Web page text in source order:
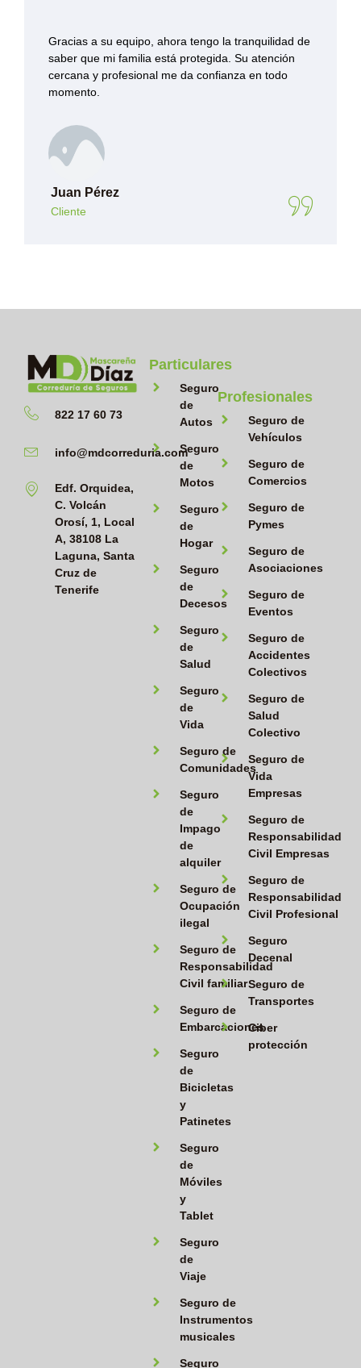
Gracias a su equipo, ahora tengo la tranquilidad de
saber que mi familia está protegida. Su atención
cercana y profesional me da confianza en todo
momento.
Juan Pérez
Cliente
822 17 60 73
info@mdcorreduria.com
Edf. Orquidea,
C. Volcán
Orosí, 1, Local
A, 38108 La
Laguna, Santa
Cruz de
Tenerife
Particulares
Seguro
de
Autos
Seguro
de
Motos
Seguro
de
Hogar
Seguro
de
Decesos
Seguro
de
Salud
Seguro
de
Vida
Seguro de
Comunidades
Seguro
de
Impago
de
alquiler
Seguro de
Ocupación
ilegal
Seguro de
Responsabilidad
Civil familiar
Seguro de
Embarcaciones
Seguro
de
Bicicletas
y
Patinetes
Seguro
de
Móviles
y
Tablet
Seguro
de
Viaje
Seguro de
Instrumentos
musicales
Seguro
Profesionales
Seguro de
Vehículos
Seguro de
Comercios
Seguro de
Pymes
Seguro de
Asociaciones
Seguro de
Eventos
Seguro de
Accidentes
Colectivos
Seguro de
Salud
Colectivo
Seguro de
Vida
Empresas
Seguro de
Responsabilidad
Civil Empresas
Seguro de
Responsabilidad
Civil Profesional
Seguro
Decenal
Seguro de
Transportes
Ciber
protección